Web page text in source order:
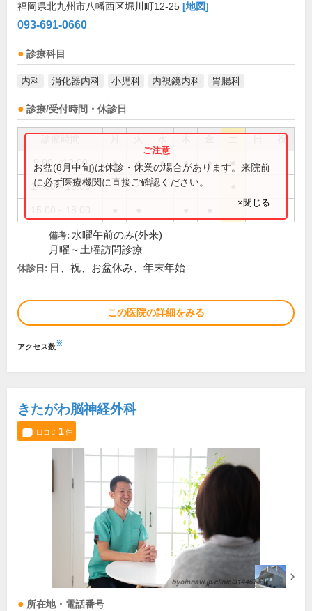
福岡県北九州市八幡西区堀川町12-25 [地図]
093-691-0660
診療科目
内科 消化器内科 小児科 内視鏡内科 胃腸科
診療/受付時間・休診日
祝
9:00～12:00 ● ● ● ● ●
14:00～16:00
お盆(8月中旬)は休診・休業の場合があります。来院前
に必ず医療機関に直接ご確認ください。
×閉じる
備考: 水曜午前のみ(外来)
月曜～土曜訪問診療
休診日: 日、祝、お盆休み、年末年始
この医院の詳細をみる
アクセス数※
きたがわ脳神経外科
口コミ 1件
所在地・電話番号